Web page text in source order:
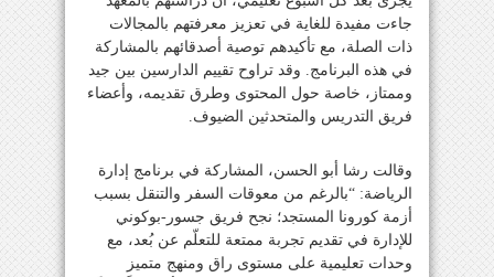
جاءت مفيدة للغاية في تعزيز معرفتهم بالمجالات
ذات الصلة، مع تأكيدهم توصية أصدقائهم بالمشاركة
في هذه البرنامج. وقد تراوح تقييم الدارسين بين جيد
وممتاز، خاصة حول المحتوى وطرق تقديمه، وأعضاء
فريق التدريس والمتحدثين الضيوف.
وقالت رشا أبو الحسن، المشاركة في برنامج إدارة
الرياضة: “بالرغم من معوقات السفر والتنقل بسبب
أزمة كورونا المستجد؛ نجح فريق جسور-بوكوني
للإدارة في تقديم تجربة ممتعة للتعلّم عن بُعد، مع
وحدات تعليمية على مستوى راق ومنهج متميز